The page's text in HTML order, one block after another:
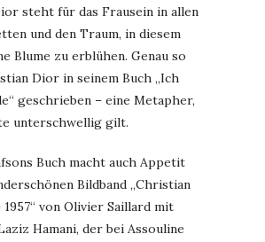
steht für das Frausein in allen
und den Traum, in diesem
Blume zu erblühen. Genau so
Dior in seinem Buch „Ich
geschrieben – eine Metapher,
unterschwellig gilt.
Buch macht auch Appetit
Bildband „Christian
1957“ von Olivier Saillard mit
Hamani, der bei Assouline